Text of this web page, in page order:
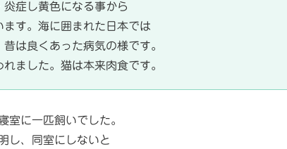
症し黄色になる事から
す。海に囲まれた日本では
は良くあった病気の様です。
ました。猫は本来肉食です。
室に一匹飼いでした。
し、同室にしないと